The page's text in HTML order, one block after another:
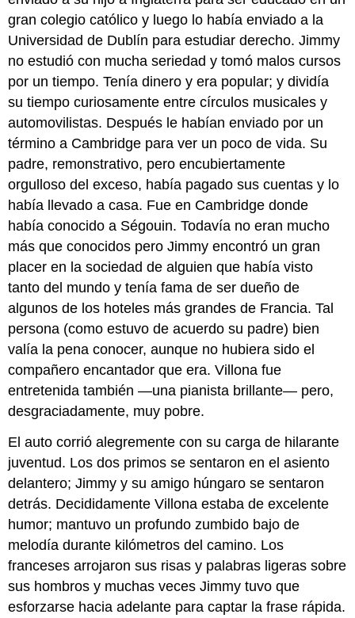
gran colegio católico y luego lo había enviado a la
Universidad de Dublín para estudiar derecho. Jimmy
no estudió con mucha seriedad y tomó malos cursos
por un tiempo. Tenía dinero y era popular; y dividía
su tiempo curiosamente entre círculos musicales y
automovilistas. Después le habían enviado por un
término a Cambridge para ver un poco de vida. Su
padre, remonstrativo, pero encubiertamente
orgulloso del exceso, había pagado sus cuentas y lo
había llevado a casa. Fue en Cambridge donde
había conocido a Ségouin. Todavía no eran mucho
más que conocidos pero Jimmy encontró un gran
placer en la sociedad de alguien que había visto
tanto del mundo y tenía fama de ser dueño de
algunos de los hoteles más grandes de Francia. Tal
persona (como estuvo de acuerdo su padre) bien
valía la pena conocer, aunque no hubiera sido el
compañero encantador que era. Villona fue
entretenida también —una pianista brillante— pero,
desgraciadamente, muy pobre.
El auto corrió alegremente con su carga de hilarante
juventud. Los dos primos se sentaron en el asiento
delantero; Jimmy y su amigo húngaro se sentaron
detrás. Decididamente Villona estaba de excelente
humor; mantuvo un profundo zumbido bajo de
melodía durante kilómetros del camino. Los
franceses arrojaron sus risas y palabras ligeras sobre
sus hombros y muchas veces Jimmy tuvo que
esforzarse hacia adelante para captar la frase rápida.